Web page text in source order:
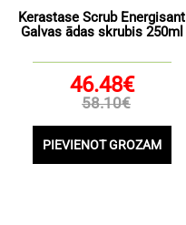
Kerastase Scrub Energisant
Galvas ādas skrubis 250ml
46.48€
58.10€
PIEVIENOT GROZAM